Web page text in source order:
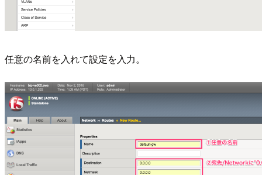
任意の名前を入れて設定を入力。